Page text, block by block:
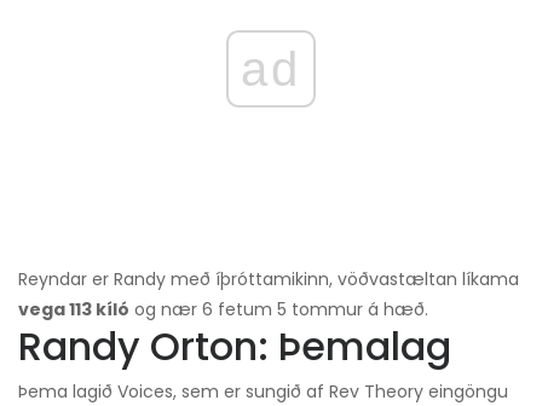
ad
Reyndar er Randy með íþróttamikinn, vöðvastæltan líkama
vega 113 kíló og nær 6 fetum 5 tommur á hæð.
Randy Orton: Þemalag
Þema lagið Voices, sem er sungið af Rev Theory eingöngu